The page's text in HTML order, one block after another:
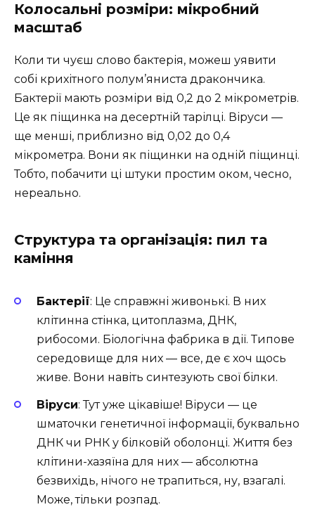
Колосальні розміри: мікробний
масштаб
Коли ти чуєш слово бактерія, можеш уявити
собі крихітного полум’яниста дракончика.
Бактерії мають розміри від 0,2 до 2 мікрометрів.
Це як піщинка на десертній тарілці. Віруси —
ще менші, приблизно від 0,02 до 0,4
мікрометра. Вони як піщинки на одній піщинці.
Тобто, побачити ці штуки простим оком, чесно,
нереально.
Структура та організація: пил та
каміння
Бактерії: Це справжні живонькі. В них
клітинна стінка, цитоплазма, ДНК,
рибосоми. Біологічна фабрика в дії. Типове
середовище для них — все, де є хоч щось
живе. Вони навіть синтезують свої білки.
Віруси: Тут уже цікавіше! Віруси — це
шматочки генетичної інформації, буквально
ДНК чи РНК у білковій оболонці. Життя без
клітини-хазяїна для них — абсолютна
безвихідь, нічого не трапиться, ну, взагалі.
Може, тільки розпад.